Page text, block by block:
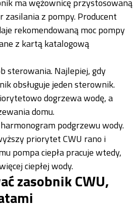
z pompy. Producent
rekomendowaną moc pompy
z kartą katalogową
sterowania. Najlepiej, gdy
obsługuje jeden sterownik.
dogrzewa wodę, a
domu.
podgrzewu wody.
priorytet CWU rano i
pompa ciepła pracuje wtedy,
ciepłej wody.
zasobnik CWU,